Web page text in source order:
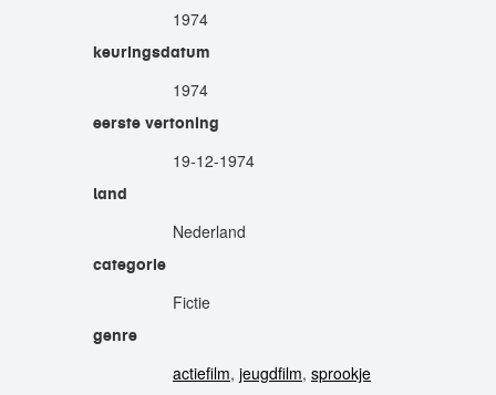
1974
keuringsdatum
1974
eerste vertoning
19-12-1974
land
Nederland
categorie
Fictie
genre
actiefilm, jeugdfilm, sprookje